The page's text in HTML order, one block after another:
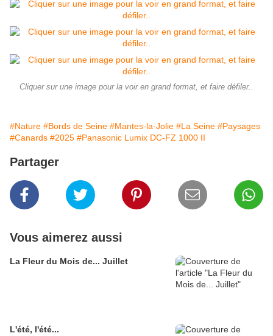
Cliquer sur une image pour la voir en grand format, et faire défiler..
#Nature #Bords de Seine #Mantes-la-Jolie #La Seine #Paysages
#Canards #2025 #Panasonic Lumix DC-FZ 1000 II
Partager
Vous aimerez aussi
La Fleur du Mois de... Juillet
L'été, l'été...